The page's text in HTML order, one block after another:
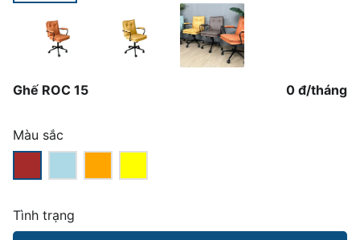
Ghế ROC 15 0 đ/tháng
Màu sắc
Tình trạng